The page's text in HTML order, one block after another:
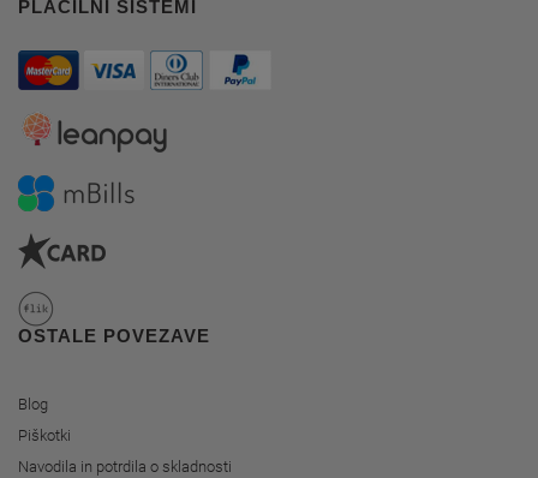
PLAČILNI SISTEMI
OSTALE POVEZAVE
Blog
Piškotki
Navodila in potrdila o skladnosti